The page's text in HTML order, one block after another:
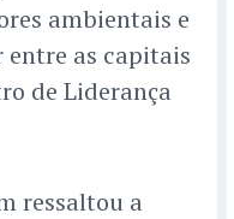
ambientais e
as capitais
de Liderança
ressaltou a